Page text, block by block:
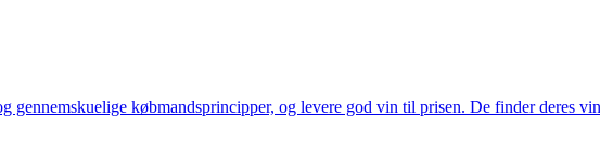
gennemskuelige købmandsprincipper, og levere god vin til prisen. De finder deres